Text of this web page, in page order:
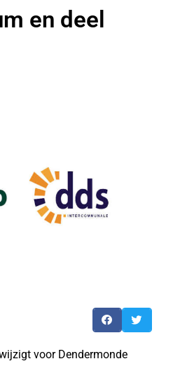
en deel
voor Dendermonde